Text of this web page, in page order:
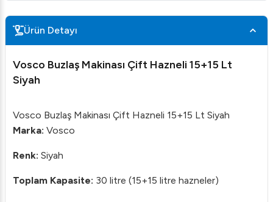
Ürün Detayı
Vosco Buzlaş Makinası Çift Hazneli 15+15 Lt
Siyah
Vosco Buzlaş Makinası Çift Hazneli 15+15 Lt Siyah
Marka: Vosco
Renk: Siyah
Toplam Kapasite: 30 litre (15+15 litre hazneler)